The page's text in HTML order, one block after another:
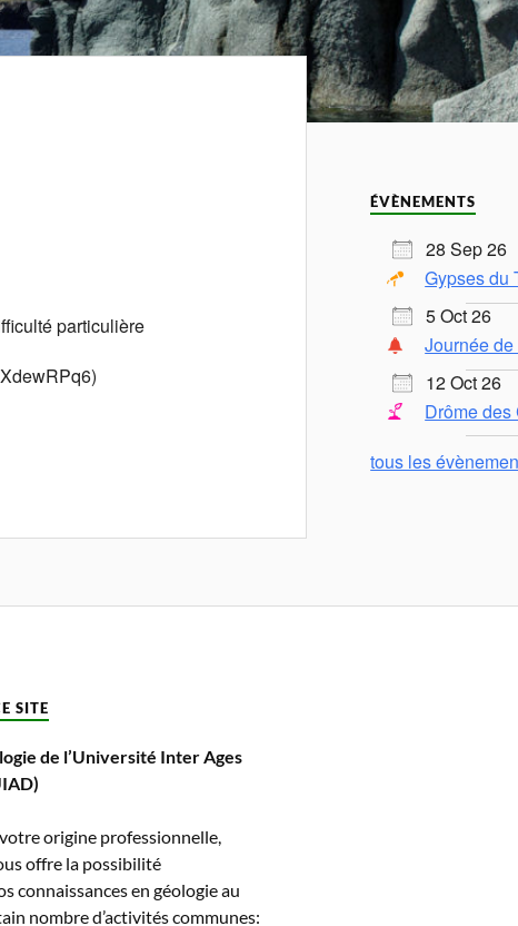
particulière
ÉVÈNEMENTS
28 Sep 26
Gypses du
5 Oct 26
Journée
12 Oct 26
Drôme
tous les
SITE
de l’Université Inter Ages
origine professionnelle,
offre la possibilité
connaissances en géologie au
nombre d’activités communes: